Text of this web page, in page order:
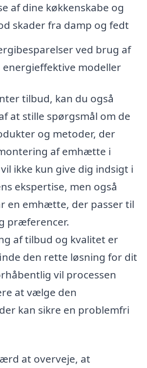
af dine køkkenskabe og
skader fra damp og fedt
ved brug af
modeller
tilbud, kan du også
at stille spørgsmål om de
og metoder, der
af emhætte i
ikke kun give dig indsigt i
ekspertise, men også
en emhætte, der passer til
præferencer.
af tilbud og kvalitet er
den rette løsning for dit
vil processen
at vælge den
kan sikre en problemfri
at overveje, at